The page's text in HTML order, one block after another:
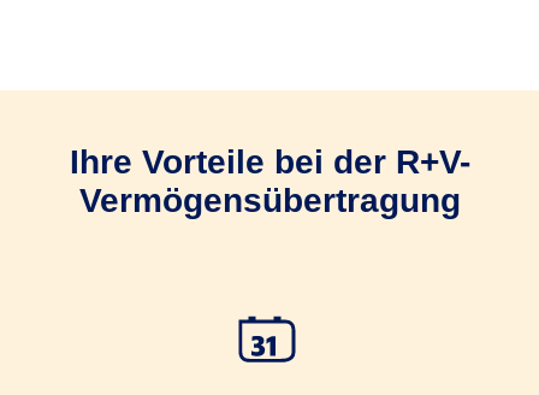
Ihre Vorteile bei der R+V-
Vermögensübertragung